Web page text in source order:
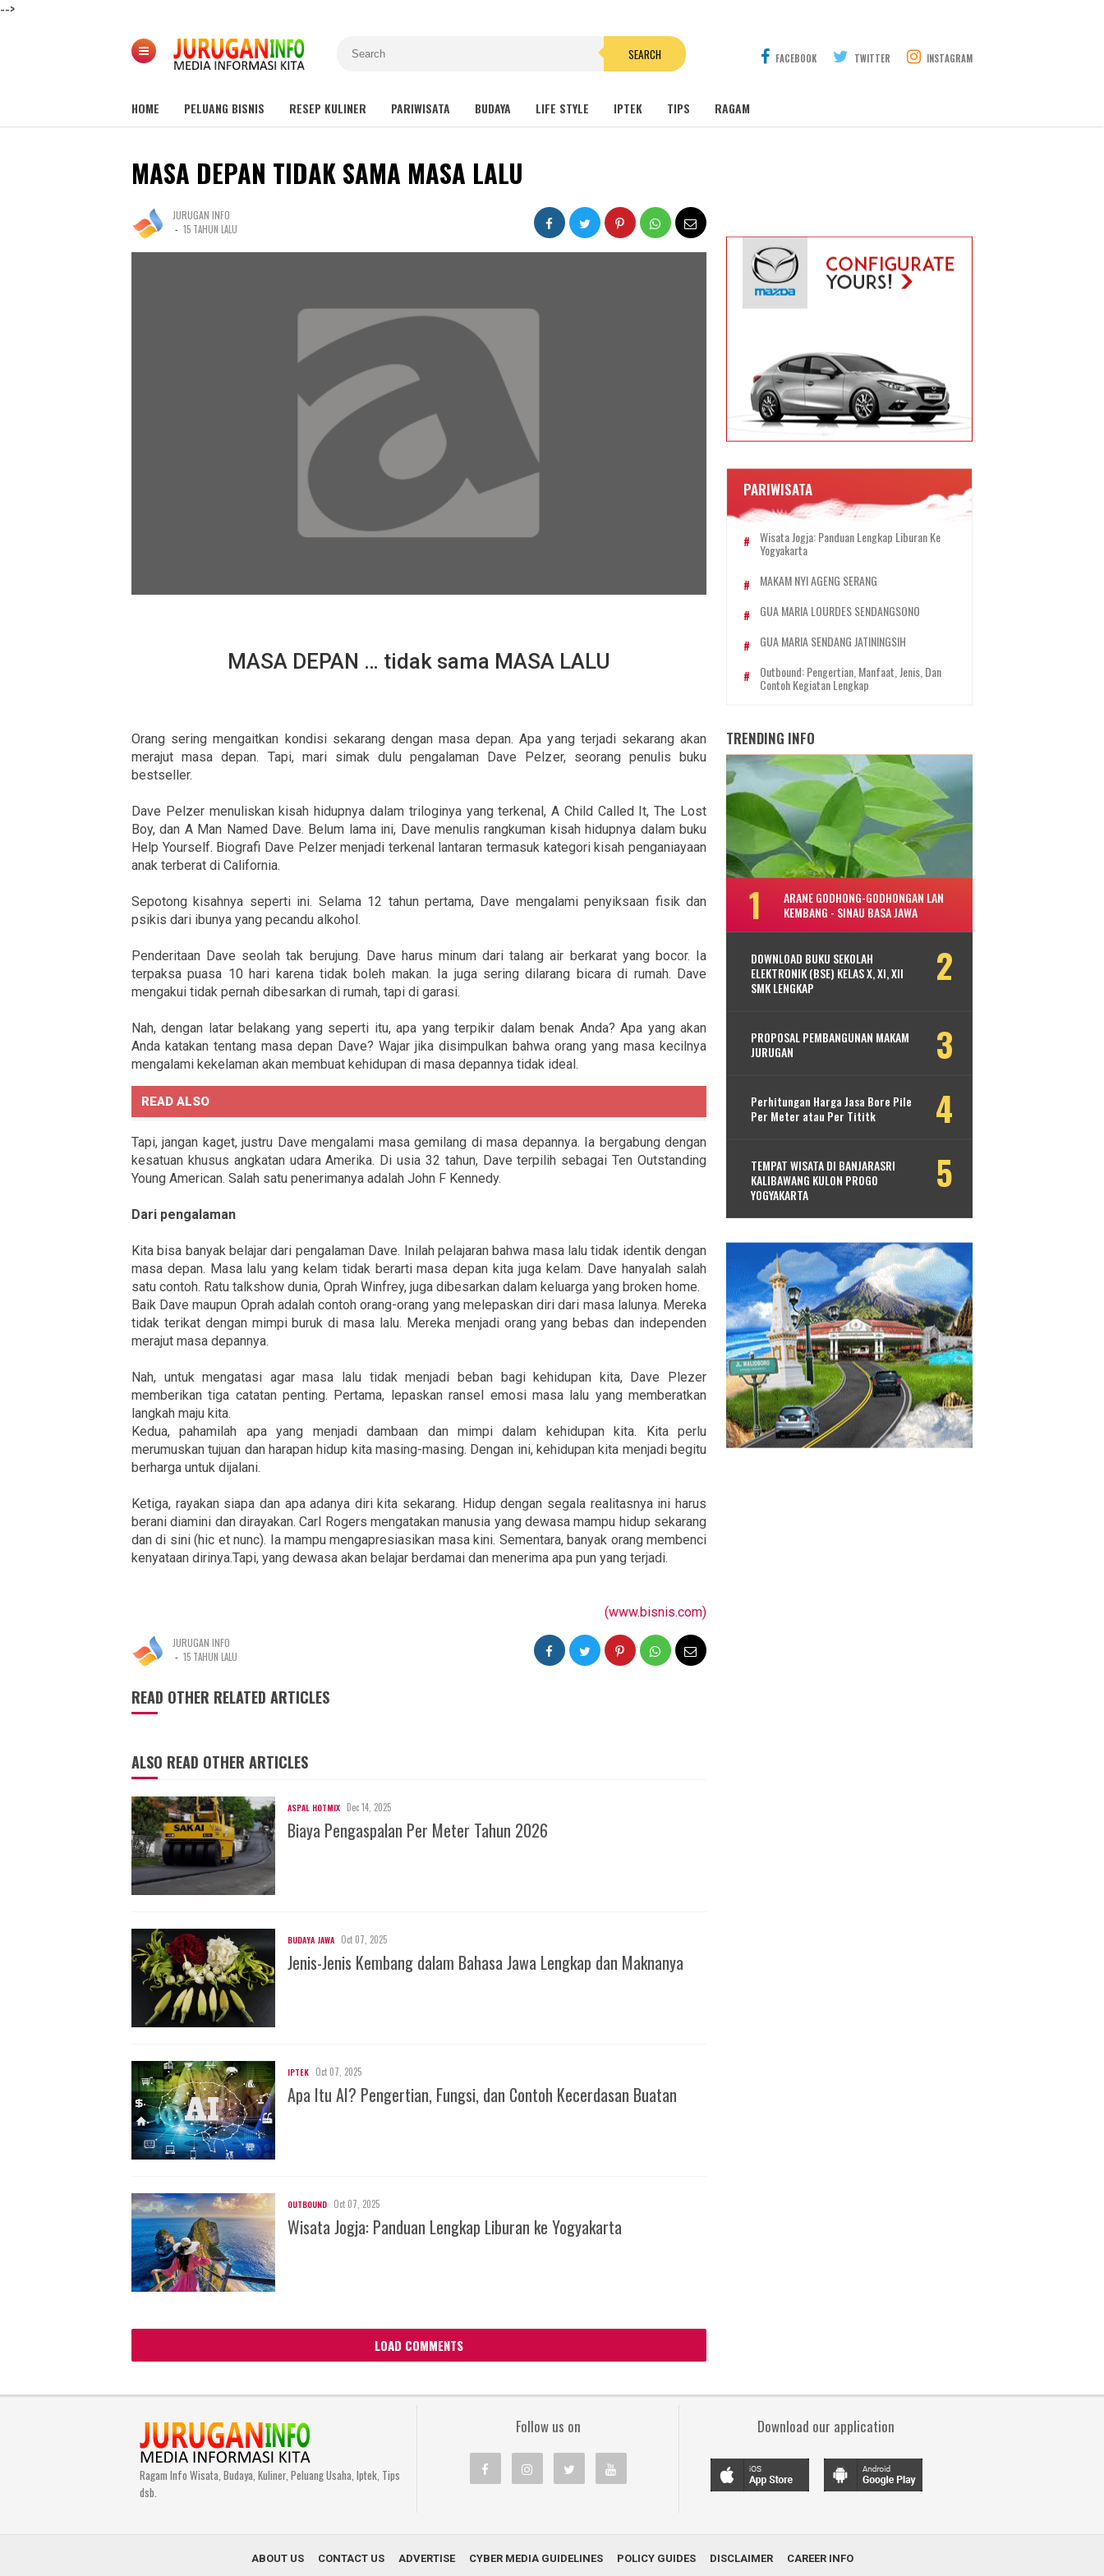
-->
SEARCH FACEBOOK TWITTER INSTAGRAM
HOME PELUANG BISNIS RESEP KULINER PARIWISATA BUDAYA LIFE STYLE IPTEK TIPS RAGAM
MASA DEPAN TIDAK SAMA MASA LALU
JURUGAN INFO
- 15 TAHUN LALU
MASA DEPAN … tidak sama MASA LALU
Orang sering mengaitkan kondisi sekarang dengan masa depan. Apa yang terjadi sekarang akan
merajut masa depan. Tapi, mari simak dulu pengalaman Dave Pelzer, seorang penulis buku
bestseller.
Dave Pelzer menuliskan kisah hidupnya dalam triloginya yang terkenal, A Child Called It, The Lost
Boy, dan A Man Named Dave. Belum lama ini, Dave menulis rangkuman kisah hidupnya dalam buku
Help Yourself. Biografi Dave Pelzer menjadi terkenal lantaran termasuk kategori kisah penganiayaan
anak terberat di California.
Sepotong kisahnya seperti ini. Selama 12 tahun pertama, Dave mengalami penyiksaan fisik dan
psikis dari ibunya yang pecandu alkohol.
Penderitaan Dave seolah tak berujung. Dave harus minum dari talang air berkarat yang bocor. Ia
terpaksa puasa 10 hari karena tidak boleh makan. Ia juga sering dilarang bicara di rumah. Dave
mengakui tidak pernah dibesarkan di rumah, tapi di garasi.
Nah, dengan latar belakang yang seperti itu, apa yang terpikir dalam benak Anda? Apa yang akan
Anda katakan tentang masa depan Dave? Wajar jika disimpulkan bahwa orang yang masa kecilnya
mengalami kekelaman akan membuat kehidupan di masa depannya tidak ideal.
READ ALSO
Tapi, jangan kaget, justru Dave mengalami masa gemilang di masa depannya. Ia bergabung dengan
kesatuan khusus angkatan udara Amerika. Di usia 32 tahun, Dave terpilih sebagai Ten Outstanding
Young American. Salah satu penerimanya adalah John F Kennedy.
Dari pengalaman
Kita bisa banyak belajar dari pengalaman Dave. Inilah pelajaran bahwa masa lalu tidak identik dengan
masa depan. Masa lalu yang kelam tidak berarti masa depan kita juga kelam. Dave hanyalah salah
satu contoh. Ratu talkshow dunia, Oprah Winfrey, juga dibesarkan dalam keluarga yang broken home.
Baik Dave maupun Oprah adalah contoh orang-orang yang melepaskan diri dari masa lalunya. Mereka
tidak terikat dengan mimpi buruk di masa lalu. Mereka menjadi orang yang bebas dan independen
merajut masa depannya.
Nah, untuk mengatasi agar masa lalu tidak menjadi beban bagi kehidupan kita, Dave Plezer
memberikan tiga catatan penting. Pertama, lepaskan ransel emosi masa lalu yang memberatkan
langkah maju kita.
Kedua, pahamilah apa yang menjadi dambaan dan mimpi dalam kehidupan kita. Kita perlu
merumuskan tujuan dan harapan hidup kita masing-masing. Dengan ini, kehidupan kita menjadi begitu
berharga untuk dijalani.
Ketiga, rayakan siapa dan apa adanya diri kita sekarang. Hidup dengan segala realitasnya ini harus
berani diamini dan dirayakan. Carl Rogers mengatakan manusia yang dewasa mampu hidup sekarang
dan di sini (hic et nunc). Ia mampu mengapresiasikan masa kini. Sementara, banyak orang membenci
kenyataan dirinya.Tapi, yang dewasa akan belajar berdamai dan menerima apa pun yang terjadi.
(www.bisnis.com)
JURUGAN INFO
- 15 TAHUN LALU
READ OTHER RELATED ARTICLES
ALSO READ OTHER ARTICLES
ASPAL HOTMIX Dec 14, 2025
Biaya Pengaspalan Per Meter Tahun 2026
BUDAYA JAWA Oct 07, 2025
Jenis-Jenis Kembang dalam Bahasa Jawa Lengkap dan Maknanya
IPTEK Oct 07, 2025
Apa Itu AI? Pengertian, Fungsi, dan Contoh Kecerdasan Buatan
OUTBOUND Oct 07, 2025
Wisata Jogja: Panduan Lengkap Liburan ke Yogyakarta
LOAD COMMENTS
PARIWISATA
Wisata Jogja: Panduan Lengkap Liburan Ke
Yogyakarta
MAKAM NYI AGENG SERANG
GUA MARIA LOURDES SENDANGSONO
GUA MARIA SENDANG JATININGSIH
Outbound: Pengertian, Manfaat, Jenis, Dan
Contoh Kegiatan Lengkap
TRENDING INFO
ARANE GODHONG-GODHONGAN LAN
KEMBANG - SINAU BASA JAWA
DOWNLOAD BUKU SEKOLAH
ELEKTRONIK (BSE) KELAS X, XI, XII
SMK LENGKAP
PROPOSAL PEMBANGUNAN MAKAM
JURUGAN
Perhitungan Harga Jasa Bore Pile
Per Meter atau Per Tititk
TEMPAT WISATA DI BANJARASRI
KALIBAWANG KULON PROGO
YOGYAKARTA
Ragam Info Wisata, Budaya, Kuliner, Peluang Usaha, Iptek, Tips
dsb.
Follow us on Download our application
ABOUT US CONTACT US ADVERTISE CYBER MEDIA GUIDELINES POLICY GUIDES DISCLAIMER CAREER INFO